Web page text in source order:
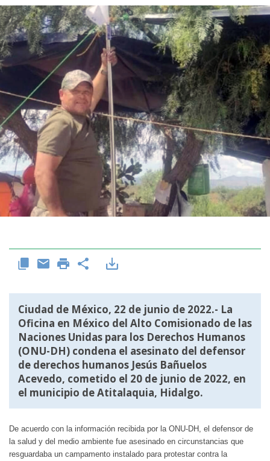
Ciudad de México, 22 de junio de 2022.- La
Oficina en México del Alto Comisionado de las
Naciones Unidas para los Derechos Humanos
(ONU-DH) condena el asesinato del defensor
de derechos humanos Jesús Bañuelos
Acevedo, cometido el 20 de junio de 2022, en
el municipio de Atitalaquia, Hidalgo.
De acuerdo con la información recibida por la ONU-DH, el defensor de
la salud y del medio ambiente fue asesinado en circunstancias que
resguardaba un campamento instalado para protestar contra la